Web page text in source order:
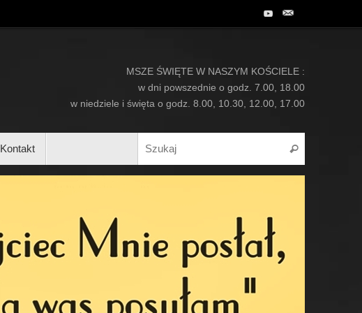
MSZE ŚWIĘTE W NASZYM KOŚCIELE :
w dni powszednie o godz. 7.00, 18.00
w niedziele i święta o godz. 8.00, 10.30, 12.00, 17.00
Kontakt Szukaj